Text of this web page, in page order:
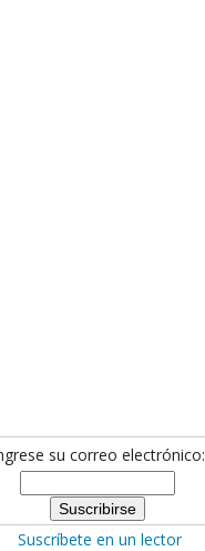
su correo electrónico:
Suscríbete en un lector